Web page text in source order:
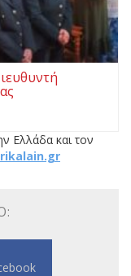
Ελλάδα και τον